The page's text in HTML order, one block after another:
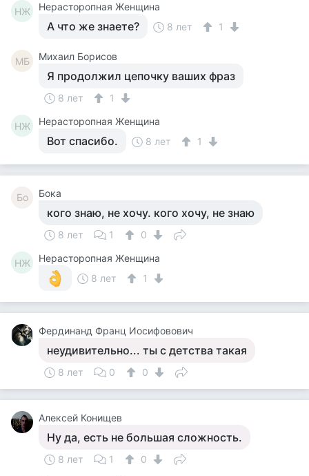
НЖ Нерасторопная Женщина
А что же знаете? 8 лет 1
МБ Михаил Борисов
Я продолжил цепочку ваших фраз
8 лет 1
НЖ Нерасторопная Женщина
Вот спасибо. 8 лет 1
Бо Бока
кого знаю, не хочу. кого хочу, не знаю
8 лет 1 0
НЖ
Нерасторопная Женщина
8 лет
1
Фердинанд Франц Иосифовович
неудивительно... ты с детства такая
8 лет 0 0
Алексей Конищев
Ну да, есть не большая сложность.
8 лет 1 0